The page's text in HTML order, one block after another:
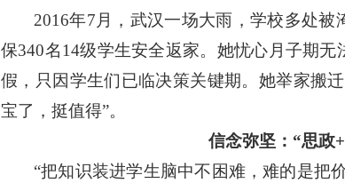
2016年7 月，武汉一场大雨，学校多处
保340名14级学生安全返家。她忧心月子期
假，只因学生们已临决策关键期。她举家搬
宝了，挺值得”。
信念弥坚： “思政
“把知识装进学生脑中不困难，难的是把